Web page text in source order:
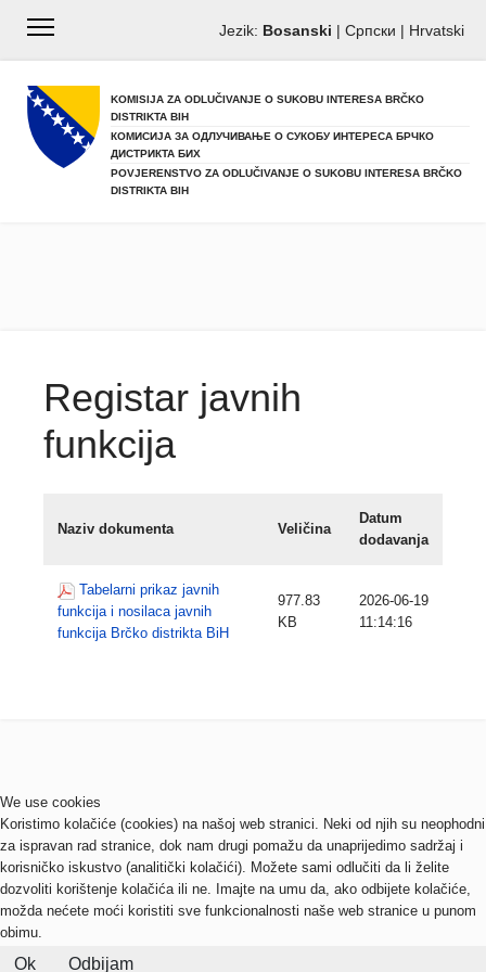
Jezik: Bosanski | Српски | Hrvatski
KOMISIJA ZA ODLUČIVANJE O SUKOBU INTERESA BRČKO
DISTRIKTA BIH
КОМИСИЈА ЗА ОДЛУЧИВАЊЕ О СУКОБУ ИНТЕРЕСА БРЧКО
ДИСТРИКТА БИХ
POVJERENSTVO ZA ODLUČIVANJE O SUKOBU INTERESA BRČKO
DISTRIKTA BIH
Registar javnih
funkcija
Naziv dokumenta Veličina
Datum
dodavanja
Tabelarni prikaz javnih
funkcija i nosilaca javnih
funkcija Brčko distrikta BiH
977.83
KB
2026-06-19
11:14:16
We use cookies
Koristimo kolačiće (cookies) na našoj web stranici. Neki od njih su neophodni
za ispravan rad stranice, dok nam drugi pomažu da unaprijedimo sadržaj i
korisničko iskustvo (analitički kolačići). Možete sami odlučiti da li želite
dozvoliti korištenje kolačića ili ne. Imajte na umu da, ako odbijete kolačiće,
možda nećete moći koristiti sve funkcionalnosti naše web stranice u punom
obimu.
Ok Odbijam